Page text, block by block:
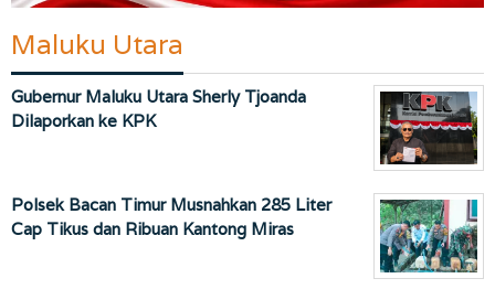
Maluku Utara
Gubernur Maluku Utara Sherly Tjoanda
Dilaporkan ke KPK
Polsek Bacan Timur Musnahkan 285 Liter
Cap Tikus dan Ribuan Kantong Miras